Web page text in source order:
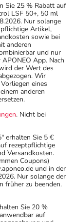
Sie 25 % Rabatt auf
LSF 50+, 50 ml
Nur solange
Artikel,
sowie bei
anderen
und nur
App. Nach
der Wert des
Wir
eines
anderen
. Nicht bei
erhalten Sie 5 €
rezeptpflichtige
Versandkosten.
Coupons)
und in der
Nur solange der
früher zu beenden.
Sie 20 %
auf